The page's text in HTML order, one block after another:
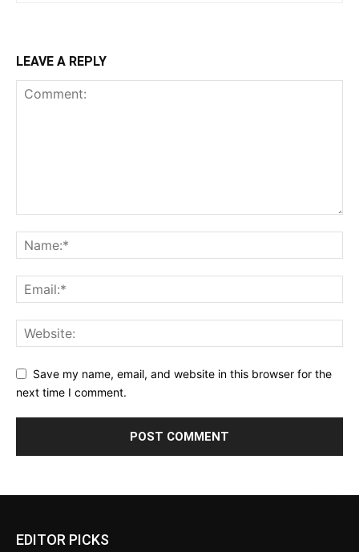
LEAVE A REPLY
Save my name, email, and website in this browser for the
next time I comment.
EDITOR PICKS